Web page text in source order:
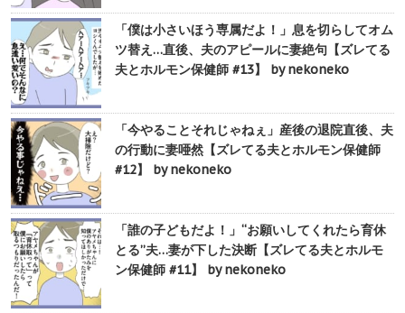
「僕は小さいほう専属だよ！」息を切らしてオム
ツ替え…直後、夫のアピールに妻絶句【ズレてる
夫とホルモン保健師 #13】 by nekoneko
「今やることそれじゃねぇ」産後の退院直後、夫
の行動に妻唖然【ズレてる夫とホルモン保健師
#12】 by nekoneko
「誰の子どもだよ！」“お願いしてくれたら育休
とる”夫…妻が下した決断【ズレてる夫とホルモ
ン保健師 #11】 by nekoneko